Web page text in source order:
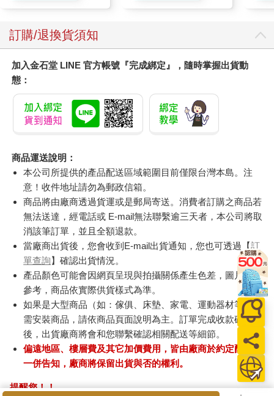
訂購/退換貨須知
加入金石堂 LINE 官方帳號『完成綁定』，隨時掌握出貨動
態：
商品運送說明：
本公司所提供的產品配送區域範圍目前僅限台灣本島。注
意！收件地址請勿為郵政信箱。
商品將由廠商透過貨運或是郵局寄送。消費者訂購之商品若
無法送達，經電話或 E-mail無法聯繫逾三天者，本公司將取
消該筆訂單，並且全額退款。
當廠商出貨後，您會收到E-mail出貨通知，您也可透過【訂
單查詢】確認出貨情況。
產品顏色可能會因網頁呈現與拍攝關係產生色差，圖片僅供
參考，商品依實際供貨樣式為準。
如果是大型商品（如：傢俱、床墊、家電、運動器材等）及
需安裝商品，請依商品頁面說明為主。訂單完成收款確認
後，出貨廠商將會和您聯繫確認相關配送等細節。
偏遠地區、樓層費及其它加價費用，皆由廠商於約定配送時
一併告知，廠商將保留出貨與否的權利。
提醒您！！